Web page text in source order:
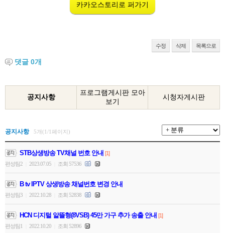
카카오스토리로 퍼가기
수정 삭제 목록으로
댓글 0개
공지사항
프로그램게시판 모아
보기
시청자게시판
공지사항 5개(1/1페이지)
STB상생방송 TV채널 번호 안내 [1]
편성팀2
2023.07.05 조회 57536
B tv IPTV 상생방송 채널번호 변경 안내
편성팀3 2022.10.28 조회 52838
HCN 디지털 알뜰형(8VSB) 45만 가구 추가 송출 안내 [1]
편성팀1
2022.10.20 조회 52896